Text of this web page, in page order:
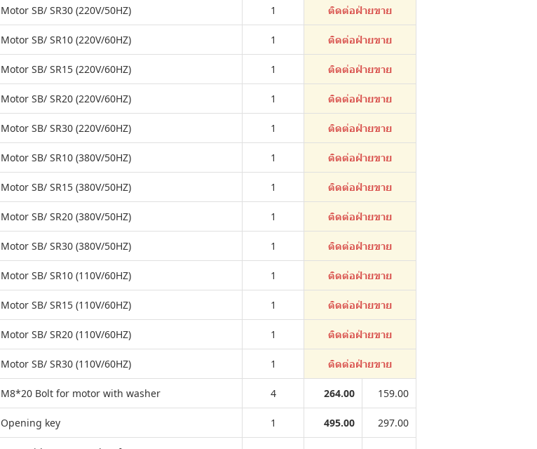
Motor SB/ SR30 (220V/50HZ) 1 ติดต่อฝ่ายขาย
Motor SB/ SR10 (220V/60HZ) 1 ติดต่อฝ่ายขาย
Motor SB/ SR15 (220V/60HZ) 1 ติดต่อฝ่ายขาย
Motor SB/ SR20 (220V/60HZ) 1 ติดต่อฝ่ายขาย
Motor SB/ SR30 (220V/60HZ) 1 ติดต่อฝ่ายขาย
Motor SB/ SR10 (380V/50HZ) 1 ติดต่อฝ่ายขาย
Motor SB/ SR15 (380V/50HZ) 1 ติดต่อฝ่ายขาย
Motor SB/ SR20 (380V/50HZ) 1 ติดต่อฝ่ายขาย
Motor SB/ SR30 (380V/50HZ) 1 ติดต่อฝ่ายขาย
Motor SB/ SR10 (110V/60HZ) 1 ติดต่อฝ่ายขาย
Motor SB/ SR15 (110V/60HZ) 1 ติดต่อฝ่ายขาย
Motor SB/ SR20 (110V/60HZ) 1 ติดต่อฝ่ายขาย
Motor SB/ SR30 (110V/60HZ) 1 ติดต่อฝ่ายขาย
M8*20 Bolt for motor with washer 4 264.00 159.00
Opening key 1 495.00 297.00